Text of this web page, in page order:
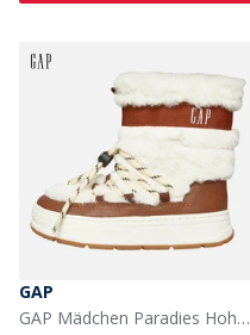
GAP
GAP Mädchen Paradies Hohe Pelz Schneestiefel Sand Khaki